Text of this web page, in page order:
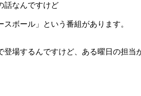
話なんですけど
ボール」という番組があります。
登場するんですけど、ある曜日の担当